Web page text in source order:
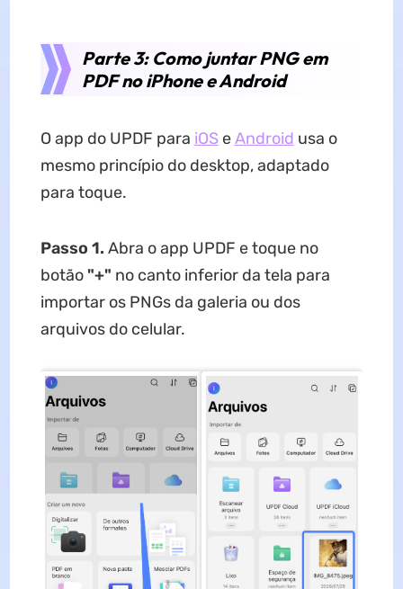
Parte 3: Como juntar PNG em
PDF no iPhone e Android
O app do UPDF para iOSeAndroid usa o
mesmo princípio do desktop, adaptado
para toque.
Passo 1. Abra o app UPDF e toque no
botão "+" no canto inferior da tela para
importar os PNGs da galeria ou dos
arquivos do celular.